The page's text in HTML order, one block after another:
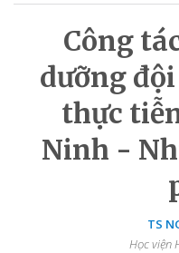
Công
dưỡng
thực
Ninh -
TS
Học viện